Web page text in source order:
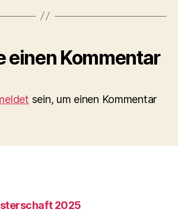
einen Kommentar
sein, um einen Kommentar
2025